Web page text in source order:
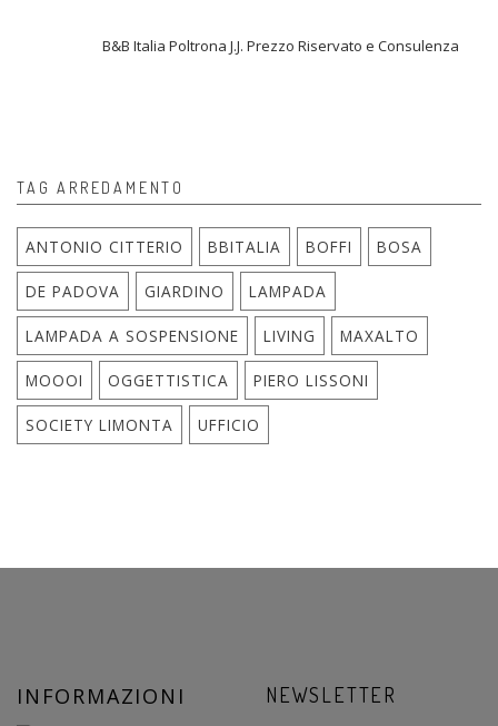
B&B Italia Poltrona J.J. Prezzo Riservato e Consulenza
TAG ARREDAMENTO
ANTONIO CITTERIO BBITALIA BOFFI BOSA
DE PADOVA GIARDINO LAMPADA
LAMPADA A SOSPENSIONE LIVING MAXALTO
MOOOI OGGETTISTICA PIERO LISSONI
SOCIETY LIMONTA UFFICIO
INFORMAZIONI NEWSLETTER